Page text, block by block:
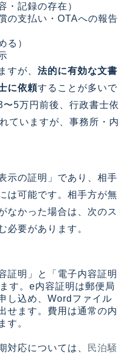
・記録の存在）
の支払い・OTAへの報告
る）
すが、 法的に有効な文書
に依頼することが多いで
5万円前後、行政書士依
ていますが、事務所・内
示の証明」であり、相手
は可能です。相手方が無
なかった場合は、次のス
必要があります。
証明」と「電子内容証明
す。e内容証明は郵便局
し込め、Wordファイル
せます。費用は通常の内
す。
対応については、
民泊騒